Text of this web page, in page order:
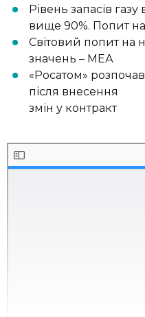
Рівень запасів
вище 90%. Попит на
Світовий попит на
значень – МЕА
«Росатом»
після внесення
змін у контракт